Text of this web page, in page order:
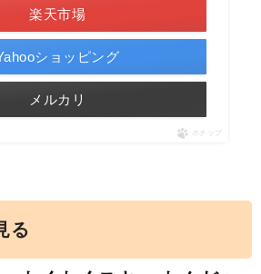
楽天市場
ショッピング
メルカリ
ポチップ
る